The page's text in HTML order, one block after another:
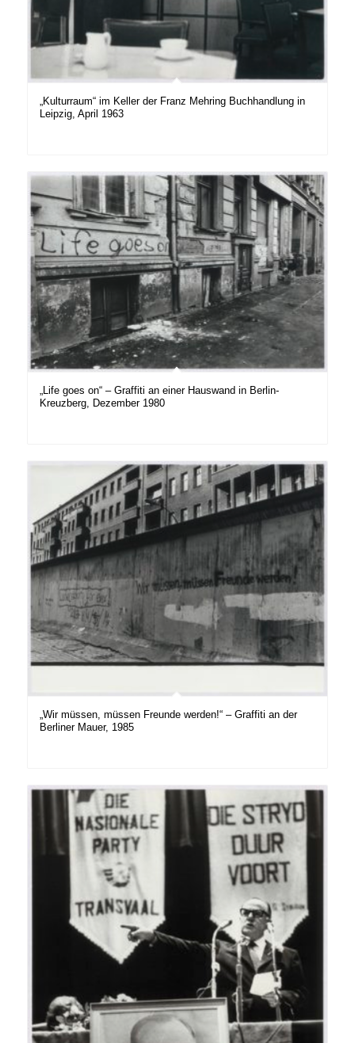
„Kulturraum“ im Keller der Franz Mehring Buchhandlung in
Leipzig, April 1963
„Life goes on“ – Graffiti an einer Hauswand in Berlin-
Kreuzberg, Dezember 1980
„Wir müssen, müssen Freunde werden!“ – Graffiti an der
Berliner Mauer, 1985